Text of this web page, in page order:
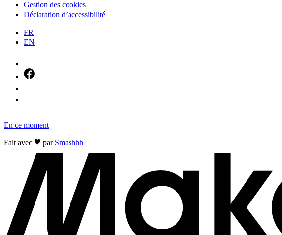
Gestion des cookies
Déclaration d’accessibilité
FR
EN
En ce moment
Fait avec par Smashhh